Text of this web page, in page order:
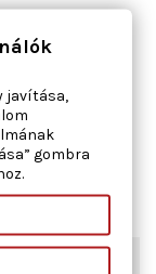
javítása,
gombra